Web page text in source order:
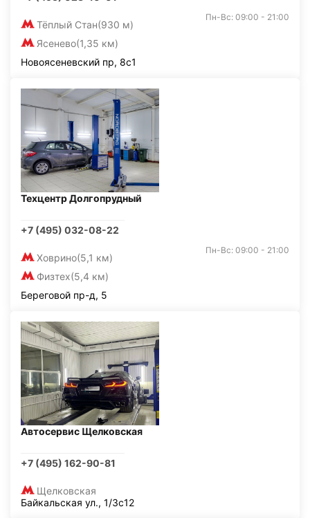
Тёплый Стан(930 м)
Ясенево(1,35 км)
Пн-Вс: 09:00 - 21:00
Новоясеневский пр, 8с1
Техцентр Долгопрудный
+7 (495) 032-08-22
Ховрино(5,1 км)
Физтех(5,4 км)
Пн-Вс: 09:00 - 21:00
Береговой пр-д, 5
Автосервис Щелковская
+7 (495) 162-90-81
Щелковская
Байкальская ул., 1/3с12